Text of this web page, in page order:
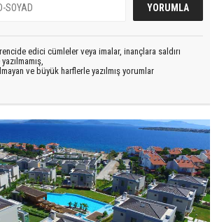
edici cümleler veya imalar, inançlara saldırı
ve büyük harflerle yazılmış yorumlar